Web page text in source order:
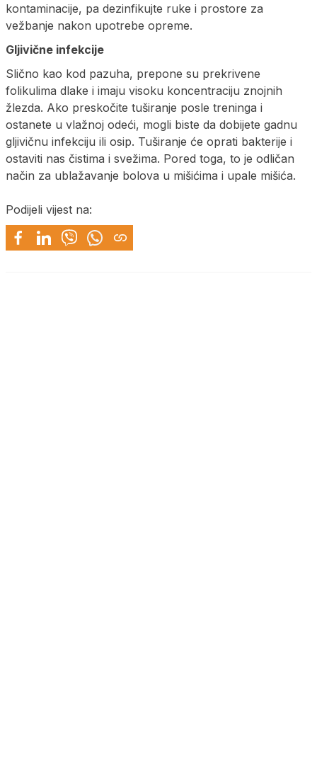
kontaminacije, pa dezinfikujte ruke i prostore za
vežbanje nakon upotrebe opreme.
Gljivične infekcije
Slično kao kod pazuha, prepone su prekrivene
folikulima dlake i imaju visoku koncentraciju znojnih
žlezda. Ako preskočite tuširanje posle treninga i
ostanete u vlažnoj odeći, mogli biste da dobijete gadnu
gljivičnu infekciju ili osip. Tuširanje će oprati bakterije i
ostaviti nas čistima i svežima. Pored toga, to je odličan
način za ublažavanje bolova u mišićima i upale mišića.
Podijeli vijest na: